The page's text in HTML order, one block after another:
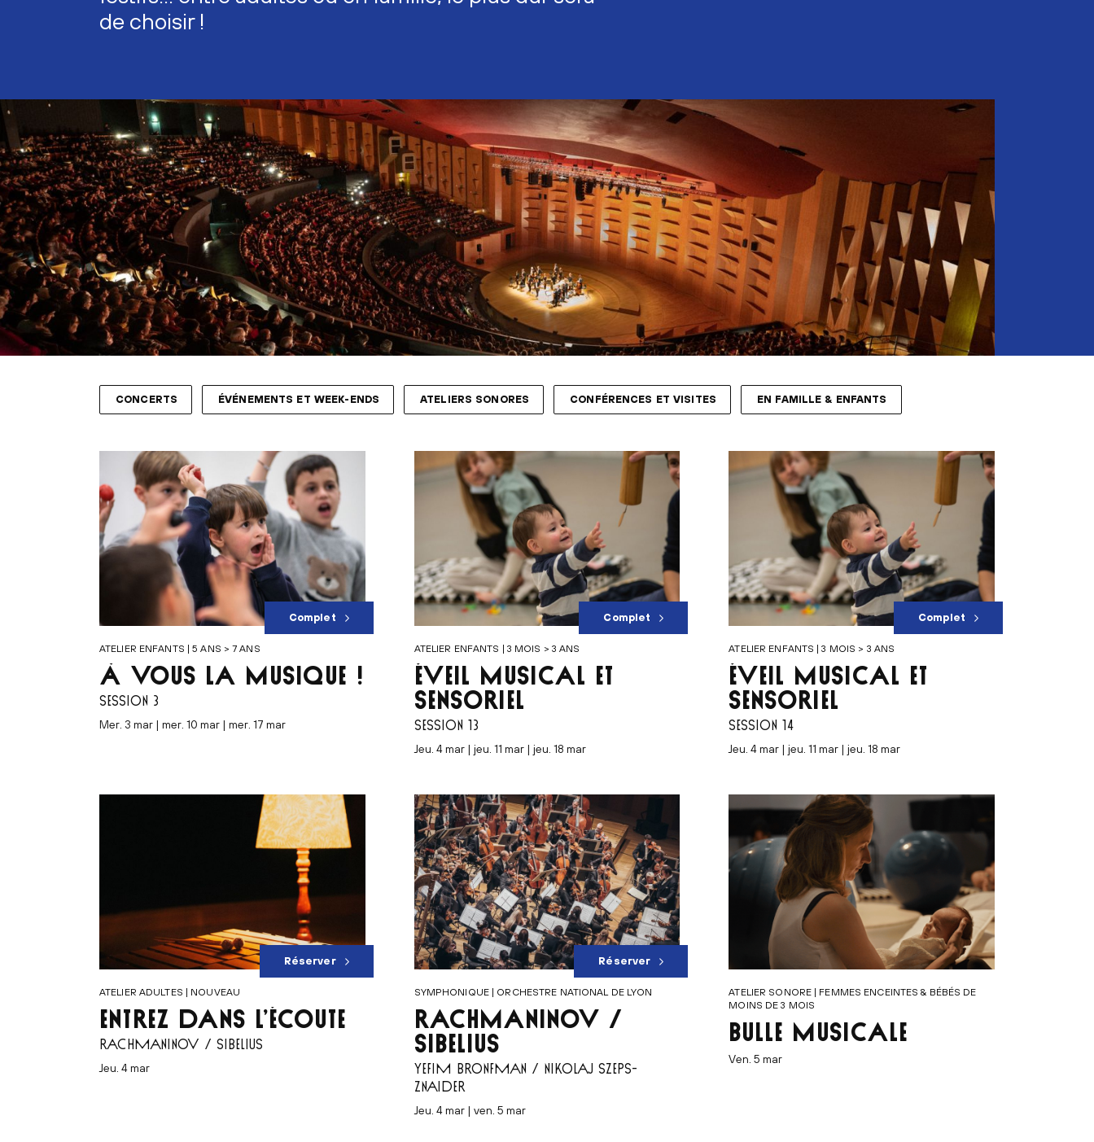
de choisir !
CONCERTS ÉVÉNEMENTS ET WEEK-ENDS ATELIERS SONORES CONFÉRENCES ET VISITES EN FAMILLE & ENFANTS
ATELIER ENFANTS | 5 ANS > 7 ANS
À VOUS LA MUSIQUE !
SESSION 3
mer. 3 mar | mer. 10 mar | mer. 17 mar
Complet
ATELIER ENFANTS | 3 MOIS > 3 ANS
ÉVEIL MUSICAL ET
SENSORIEL
SESSION 13
jeu. 4 mar | jeu. 11 mar | jeu. 18 mar
Complet
ATELIER ENFANTS | 3 MOIS > 3 ANS
ÉVEIL MUSICAL ET
SENSORIEL
SESSION 14
jeu. 4 mar | jeu. 11 mar | jeu. 18 mar
Complet
ATELIER ADULTES | NOUVEAU
ENTREZ DANS L’ÉCOUTE
RACHMANINOV / SIBELIUS
jeu. 4 mar
Réserver
SYMPHONIQUE | ORCHESTRE NATIONAL DE LYON
RACHMANINOV /
SIBELIUS
YEFIM BRONFMAN / NIKOLAJ SZEPS-
ZNAIDER
jeu. 4 mar | ven. 5 mar
Réserver
ATELIER SONORE | FEMMES ENCEINTES & BÉBÉS DE
MOINS DE 3 MOIS
BULLE MUSICALE
ven. 5 mar